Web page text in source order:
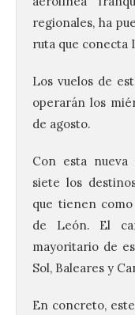
regionales, ha
ruta que conecta
Los vuelos de
operarán los
de agosto.
Con esta nueva
siete los
que tienen
de León. El
mayoritario de
Sol, Baleares y
En concreto,